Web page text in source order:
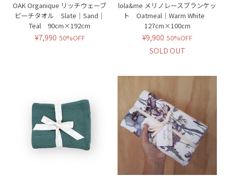
OAK Organique リッチウェーブ
ビーチタオル Slate｜Sand｜
Teal 90cm×192cm
¥7,990 50%OFF
lola&me メリノレースブランケッ
ト Oatmeal｜Warm White
127cm×100cm
¥9,900 50%OFF
SOLD OUT